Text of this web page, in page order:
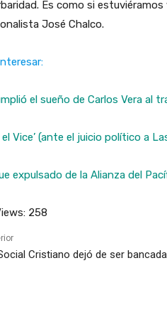
Es como si
José Chalco.
el sueño de Carlos Vera al
el Vice’ (ante el juicio político a
expulsado de la Alianza del
258
Cristiano dejó de ser bancada